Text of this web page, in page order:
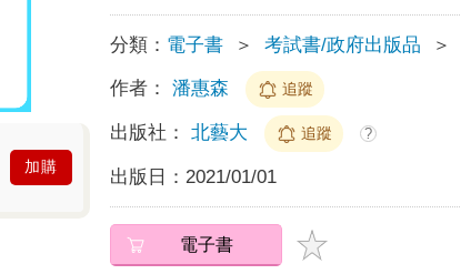
加購
分類： 電子書 ＞ 考試書/政府出版品 ＞
作者： 潘惠森 追蹤
出版社： 北藝大 追蹤 ?
出版日： 2021/01/01
電子書